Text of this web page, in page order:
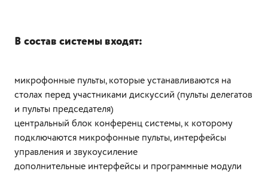
В состав системы входят:
микрофонные пульты, которые устанавливаются на
столах перед участниками дискуссий (пульты делегатов
и пульты председателя)
центральный блок конференц системы, к которому
подключаются микрофонные пульты, интерфейсы
управления и звукоусиление
дополнительные интерфейсы и программные модули